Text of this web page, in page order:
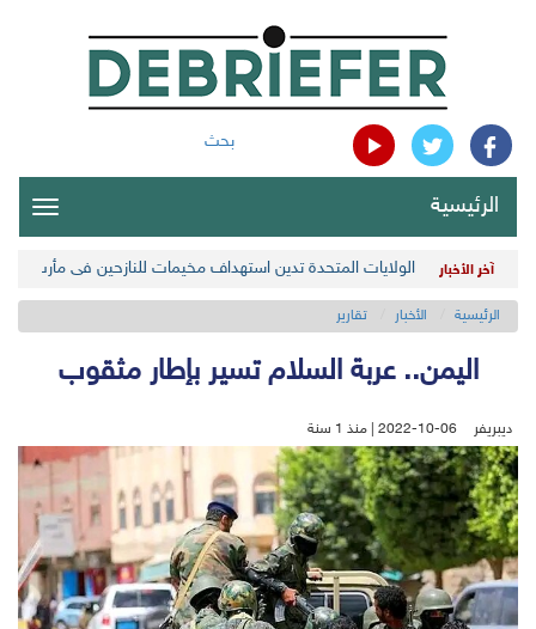
بحث
الرئيسية
آخر الأخبار الولايات المتحدة تدين استهداف مخيمات للنازحين في مأرب
الرئيسية الأخبار تقارير
اليمن.. عربة السلام تسير بإطار مثقوب
ديبريفر 2022-10-06 | منذ 1 سنة